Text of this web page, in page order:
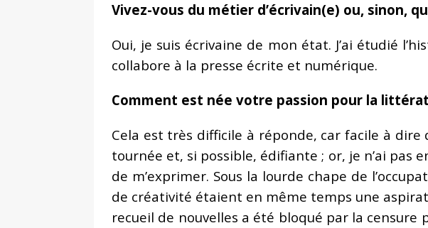
Vivez-vous du métier d’écrivain(e) ou, sinon,
Oui, je suis écrivaine de mon état. J’ai étudié
collabore à la presse écrite et numérique.
Comment est née votre passion pour la
Cela est très difficile à réponde, car facile à
tournée et, si possible, édifiante ; or, je n’ai pas
de m’exprimer. Sous la lourde chape de
de créativité étaient en même temps une
recueil de nouvelles a été bloqué par la